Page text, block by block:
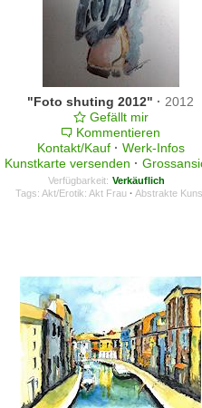
"Foto shuting 2012" · 2012
Gefällt mir
Kommentieren
Kontakt/Kauf · Werk-Infos
Kunstkarte versenden ·
Verfügbarkeit: Verkäuflich
Tags:Akt/Erotik: Akt Frau · Abstrakte